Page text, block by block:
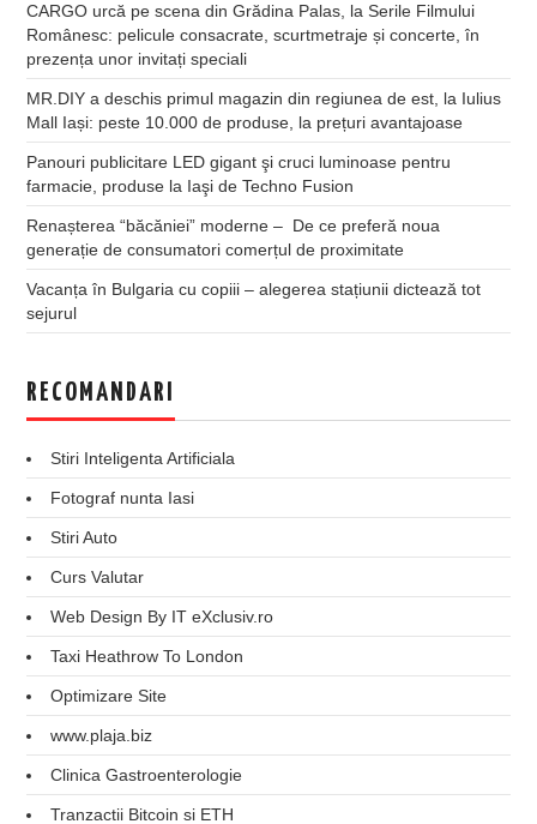
CARGO urcă pe scena din Grădina Palas, la Serile Filmului
Românesc: pelicule consacrate, scurtmetraje și concerte, în
prezența unor invitați speciali
MR.DIY a deschis primul magazin din regiunea de est, la Iulius
Mall Iași: peste 10.000 de produse, la prețuri avantajoase
Panouri publicitare LED gigant şi cruci luminoase pentru
farmacie, produse la Iaşi de Techno Fusion
Renașterea “băcăniei” moderne – De ce preferă noua
generație de consumatori comerțul de proximitate
Vacanța în Bulgaria cu copiii – alegerea stațiunii dictează tot
sejurul
RECOMANDARI
Stiri Inteligenta Artificiala
Fotograf nunta Iasi
Stiri Auto
Curs Valutar
Web Design By IT eXclusiv.ro
Taxi Heathrow To London
Optimizare Site
www.plaja.biz
Clinica Gastroenterologie
Tranzactii Bitcoin si ETH